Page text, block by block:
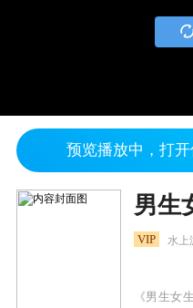
预览播放中，打
VIP 水上
《男生女